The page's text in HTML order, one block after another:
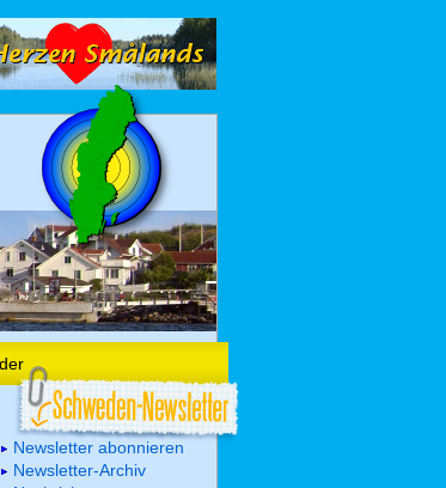
Newsletter abonnieren
Newsletter-Archiv